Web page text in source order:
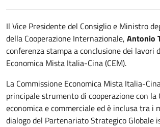
Il Vice Presidente del Consiglio e Ministro
della Cooperazione Internazionale, Antonio
conferenza stampa a conclusione dei lavori
Economica Mista Italia-Cina (CEM).
La Commissione Economica Mista Italia-
principale strumento di cooperazione con
economica e commerciale ed è inclusa tra i
dialogo del Partenariato Strategico